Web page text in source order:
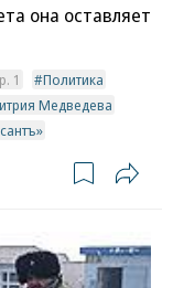
она оставляет
1
Политика
Медведева